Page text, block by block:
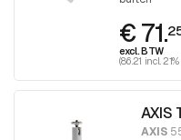
€ 71.
excl. BTW
(86.21 incl.
AXIS
AXIS